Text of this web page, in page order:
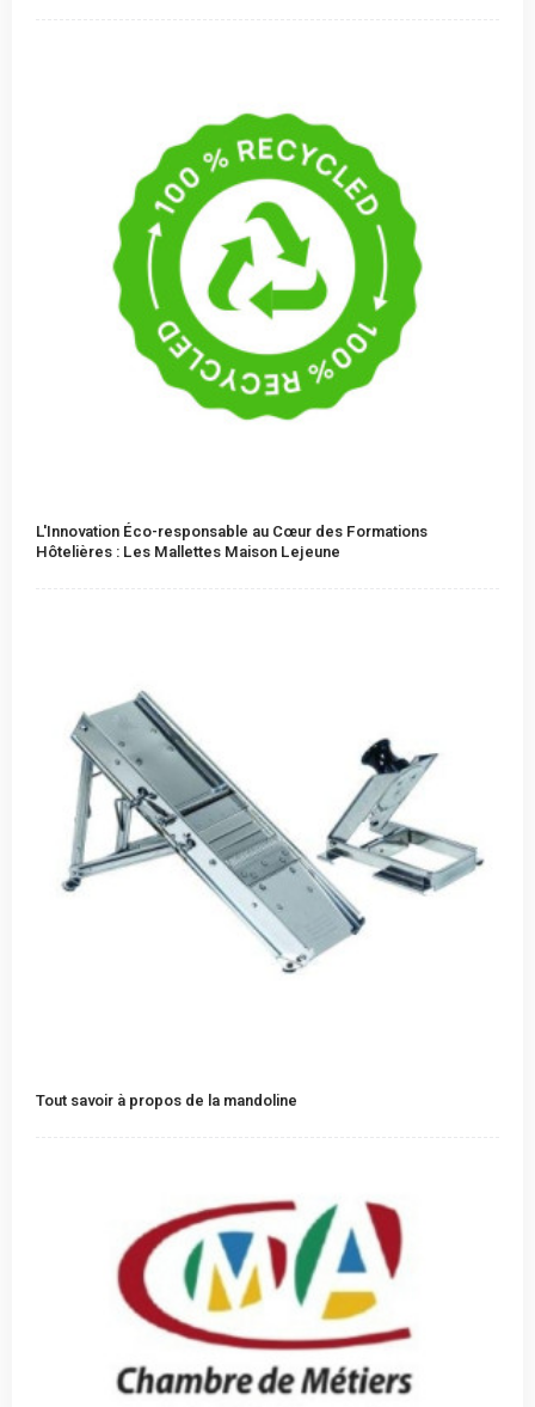
L'Innovation Éco-responsable au Cœur des Formations
Hôtelières : Les Mallettes Maison Lejeune
Tout savoir à propos de la mandoline